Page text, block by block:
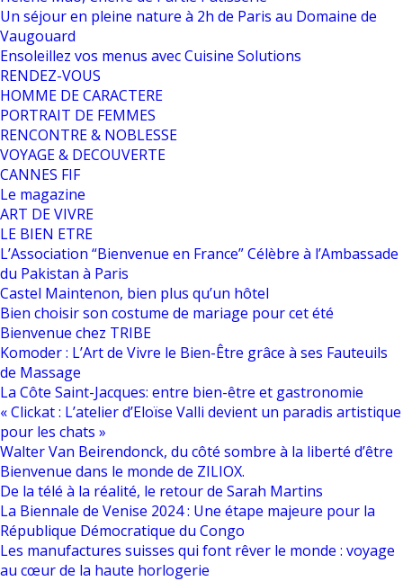
Un séjour en pleine nature à 2h de Paris au Domaine de
Vaugouard
Ensoleillez vos menus avec Cuisine Solutions
RENDEZ-VOUS
HOMME DE CARACTERE
PORTRAIT DE FEMMES
RENCONTRE & NOBLESSE
VOYAGE & DECOUVERTE
CANNES FIF
Le magazine
ART DE VIVRE
LE BIEN ETRE
L’Association “Bienvenue en France” Célèbre à l’Ambassade
du Pakistan à Paris
Castel Maintenon, bien plus qu’un hôtel
Bien choisir son costume de mariage pour cet été
Bienvenue chez TRIBE
Komoder : L’Art de Vivre le Bien-Être grâce à ses Fauteuils
de Massage
La Côte Saint-Jacques: entre bien-être et gastronomie
« Clickat : L’atelier d’Eloïse Valli devient un paradis artistique
pour les chats »
Walter Van Beirendonck, du côté sombre à la liberté d’être
Bienvenue dans le monde de ZILIOX.
De la télé à la réalité, le retour de Sarah Martins
La Biennale de Venise 2024 : Une étape majeure pour la
République Démocratique du Congo
Les manufactures suisses qui font rêver le monde : voyage
au cœur de la haute horlogerie